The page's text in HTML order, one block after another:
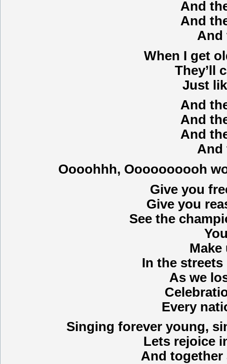
And
And
And
When I get
They’ll
Just
And
And
And
And
Oooohhh, Oooooooooh
Give you
Give you
See the
Make
In the
As we
Every
Singing forever young,
Lets rejoice
And together